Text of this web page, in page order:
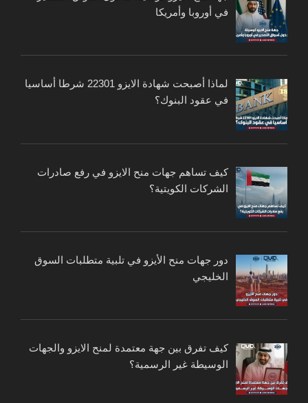
في أوروبا وأمريكا
لماذا أصبحت شهادة الايزو 22301 شرطا أساسيا
في عقود البنوك؟
كيف تساهم جهات منح الايزو في رفع صادرات
الشركات الكويتية؟
دور جهات منح الأيزو في تلبية متطلبات السوق
الخليجي
كيف تفرق بين جهة معتمدة لمنح الايزو والجهات
الوسيطة غير الرسمية؟